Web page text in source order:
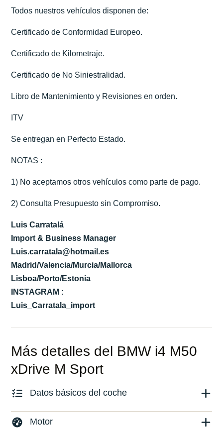
Todos nuestros vehículos disponen de:
Certificado de Conformidad Europeo.
Certificado de Kilometraje.
Certificado de No Siniestralidad.
Libro de Mantenimiento y Revisiones en orden.
ITV
Se entregan en Perfecto Estado.
NOTAS :
1) No aceptamos otros vehículos como parte de pago.
2) Consulta Presupuesto sin Compromiso.
Luis Carratalá
Import & Business Manager
Luis.carratala@hotmail.es
Madrid/Valencia/Murcia/Mallorca
Lisboa/Porto/Estonia
INSTAGRAM :
Luis_Carratala_import
Más detalles del BMW i4 M50
xDrive M Sport
Datos básicos del coche
Marca y modelo:
Motor